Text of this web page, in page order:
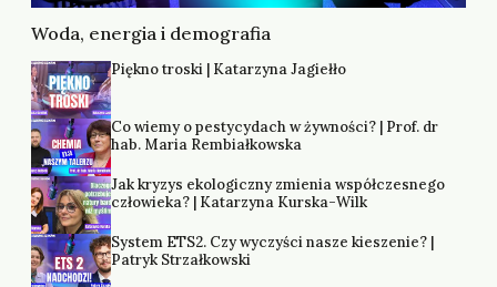
Woda, energia i demografia
Piękno troski | Katarzyna Jagiełło
Co wiemy o pestycydach w żywności? | Prof. dr
hab. Maria Rembiałkowska
Jak kryzys ekologiczny zmienia współczesnego
człowieka? | Katarzyna Kurska-Wilk
System ETS2. Czy wyczyści nasze kieszenie? |
Patryk Strzałkowski